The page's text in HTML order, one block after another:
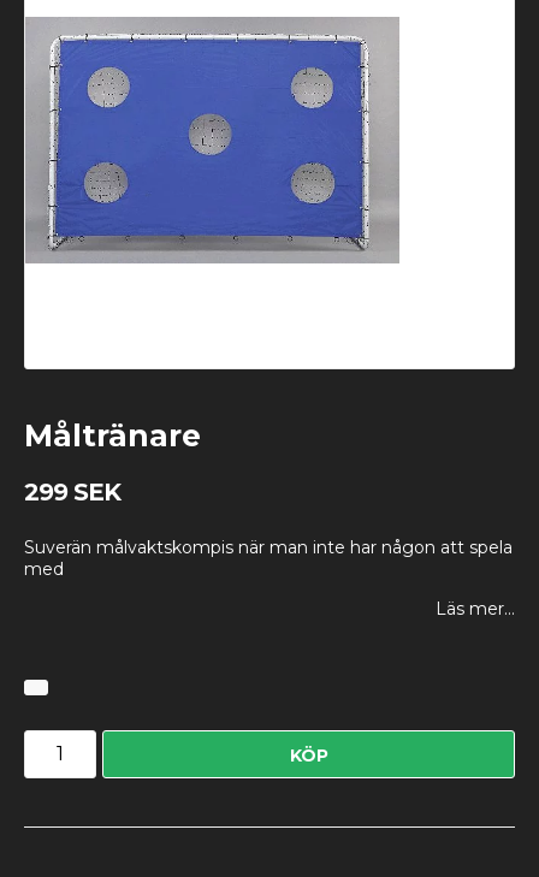
Måltränare
299 SEK
Suverän målvaktskompis när man inte har någon att spela
med
Läs mer...
KÖP